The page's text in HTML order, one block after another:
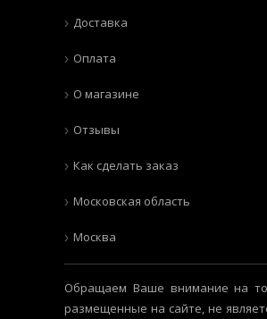
Доставка
Оплата
О магазине
Отзывы
Как сделать заказ
Московская область
Москва
Обращаем Ваше внимание на
размещенные на сайте, не